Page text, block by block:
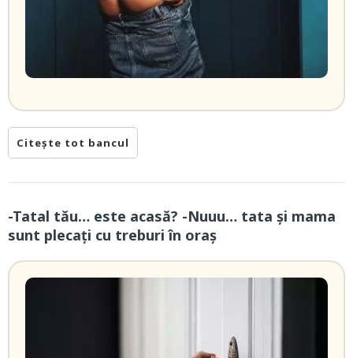
Citește tot bancul
-Tatal tău… este acasă? -Nuuu… tata și mama
sunt plecați cu treburi în oraș